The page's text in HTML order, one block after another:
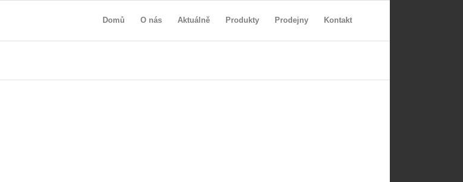
Domů O nás Aktuálně Produkty Prodejny Kontakt